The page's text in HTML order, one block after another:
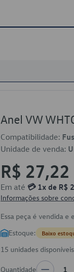
Anel VW
Compatibilidade:
Unidade de venda:
R$ 27,22
Em até 💳 1x de R$
Informações sobre
Essa peça é vendida e
Estoque: Baixo
15 unidades disponíveis
Quantidade 1